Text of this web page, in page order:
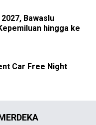
Bawaslu
hingga ke
Car Free Night